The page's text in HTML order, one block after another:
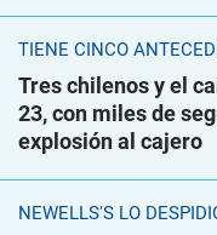
TIENE CINCO
Tres chilenos y el
23, con miles de
explosión al cajero
NEWELLS'S LO